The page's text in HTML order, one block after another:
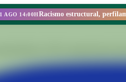
AGO 14:00H
100% autogestionado